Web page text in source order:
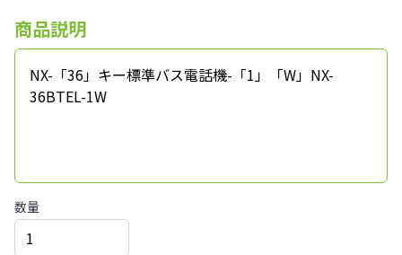
商品説明
NX-「36」キー標準バス電話機-「1」「W」NX-
36BTEL-1W
数量